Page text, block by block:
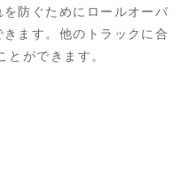
e
防ぐためにロールオーバ
ます。他のトラックに合
とができます。